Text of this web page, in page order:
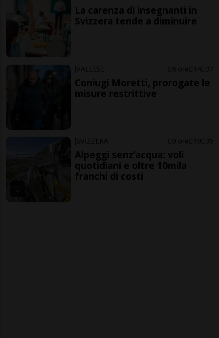
La carenza di insegnanti in
Svizzera tende a diminuire
VALLESE 8 ore 14 37
Coniugi Moretti, prorogate le
misure restrittive
SVIZZERA 9 ore 19 36
Alpeggi senz’acqua: voli
quotidiani e oltre 10mila
franchi di costi